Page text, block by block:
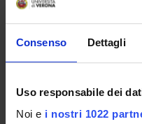
Consenso Dettagli
Uso responsabile dei
Noi e i nostri 1022
Cerca
Posti a statuto